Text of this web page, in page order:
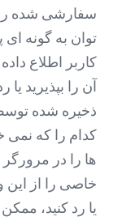
سفارشی شده را
توان به گونه
کاربر اطلاع
آن را بپذیرید
ذخیره شده
کدام را که نمی
ها را در
خاصی را از
یا رد کنید،